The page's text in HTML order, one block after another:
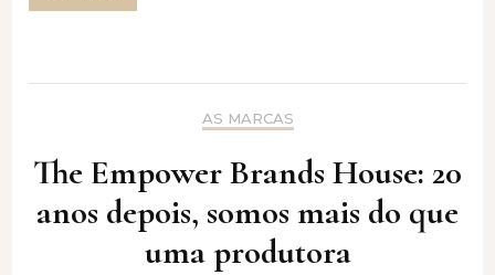
AS MARCAS
The Empower Brands House: 20
anos depois, somos mais do que
uma produtora